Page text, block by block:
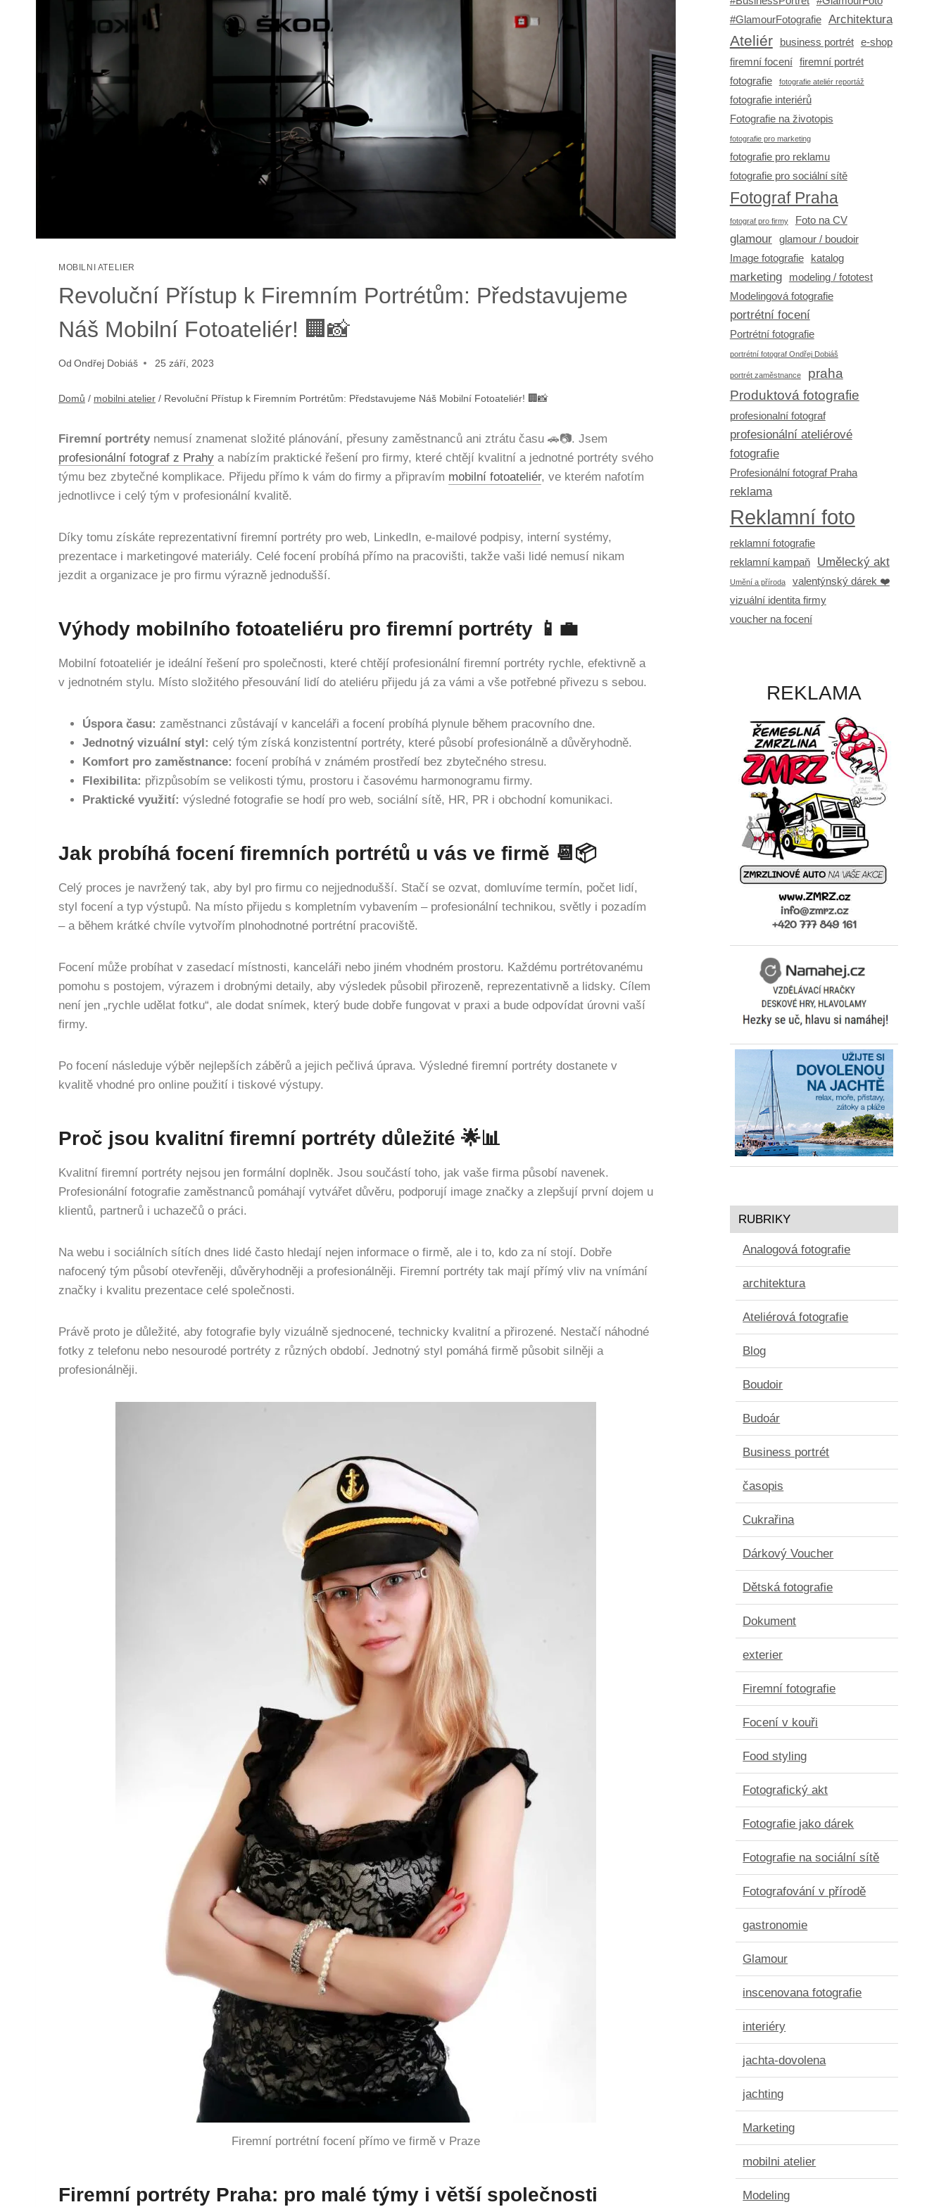
MOBILNI ATELIER
Revoluční Přístup k Firemním Portrétům: Představujeme
Náš Mobilní Fotoateliér! 🏢📸
Od Ondřej Dobiáš 25 září, 2023
Domů / mobilni atelier / Revoluční Přístup k Firemním Portrétům: Představujeme Náš Mobilní Fotoateliér! 🏢📸
Firemní portréty nemusí znamenat složité plánování, přesuny zaměstnanců ani ztrátu času 🚗📷. Jsem
profesionální fotograf z Prahy a nabízím praktické řešení pro firmy, které chtějí kvalitní a jednotné portréty svého
týmu bez zbytečné komplikace. Přijedu přímo k vám do firmy a připravím mobilní fotoateliér, ve kterém nafotím
jednotlivce i celý tým v profesionální kvalitě.
Díky tomu získáte reprezentativní firemní portréty pro web, LinkedIn, e-mailové podpisy, interní systémy,
prezentace i marketingové materiály. Celé focení probíhá přímo na pracovišti, takže vaši lidé nemusí nikam
jezdit a organizace je pro firmu výrazně jednodušší.
Výhody mobilního fotoateliéru pro firemní portréty 📱💼
Mobilní fotoateliér je ideální řešení pro společnosti, které chtějí profesionální firemní portréty rychle, efektivně a
v jednotném stylu. Místo složitého přesouvání lidí do ateliéru přijedu já za vámi a vše potřebné přivezu s sebou.
Úspora času: zaměstnanci zůstávají v kanceláři a focení probíhá plynule během pracovního dne.
Jednotný vizuální styl: celý tým získá konzistentní portréty, které působí profesionálně a důvěryhodně.
Komfort pro zaměstnance: focení probíhá v známém prostředí bez zbytečného stresu.
Flexibilita: přizpůsobím se velikosti týmu, prostoru i časovému harmonogramu firmy.
Praktické využití: výsledné fotografie se hodí pro web, sociální sítě, HR, PR i obchodní komunikaci.
Jak probíhá focení firemních portrétů u vás ve firmě 📆📦
Celý proces je navržený tak, aby byl pro firmu co nejjednodušší. Stačí se ozvat, domluvíme termín, počet lidí,
styl focení a typ výstupů. Na místo přijedu s kompletním vybavením – profesionální technikou, světly i pozadím
– a během krátké chvíle vytvořím plnohodnotné portrétní pracoviště.
Focení může probíhat v zasedací místnosti, kanceláři nebo jiném vhodném prostoru. Každému portrétovanému
pomohu s postojem, výrazem i drobnými detaily, aby výsledek působil přirozeně, reprezentativně a lidsky. Cílem
není jen „rychle udělat fotku“, ale dodat snímek, který bude dobře fungovat v praxi a bude odpovídat úrovni vaší
firmy.
Po focení následuje výběr nejlepších záběrů a jejich pečlivá úprava. Výsledné firemní portréty dostanete v
kvalitě vhodné pro online použití i tiskové výstupy.
Proč jsou kvalitní firemní portréty důležité 🌟📊
Kvalitní firemní portréty nejsou jen formální doplněk. Jsou součástí toho, jak vaše firma působí navenek.
Profesionální fotografie zaměstnanců pomáhají vytvářet důvěru, podporují image značky a zlepšují první dojem u
klientů, partnerů i uchazečů o práci.
Na webu i sociálních sítích dnes lidé často hledají nejen informace o firmě, ale i to, kdo za ní stojí. Dobře
nafocený tým působí otevřeněji, důvěryhodněji a profesionálněji. Firemní portréty tak mají přímý vliv na vnímání
značky i kvalitu prezentace celé společnosti.
Právě proto je důležité, aby fotografie byly vizuálně sjednocené, technicky kvalitní a přirozené. Nestačí náhodné
fotky z telefonu nebo nesourodé portréty z různých období. Jednotný styl pomáhá firmě působit silněji a
profesionálněji.
Firemní portrétní focení přímo ve firmě v Praze
Firemní portréty Praha: pro malé týmy i větší společnosti
#GlamourFotografie
Architektura
Ateliér business portrét
e-shop
firemní focení
firemní portrét
fotografie
fotografie ateliér reportáž
fotografie interiérů
Fotografie na životopis
fotografie pro marketing
fotografie pro reklamu
fotografie pro sociální sítě
Fotograf Praha
fotograf pro firmy Foto na CV
glamour
glamour / boudoir
Image fotografie
katalog
marketing
modeling / fototest
Modelingová fotografie
portrétní focení
Portrétní fotografie
portrétní fotograf Ondřej Dobiáš
portrét zaměstnance
praha
Produktová fotografie
profesionalní fotograf
profesionální ateliérové
fotografie
Profesionální fotograf Praha
reklama
Reklamní foto
reklamní fotografie
reklamní kampaň
Umělecký akt
Umění a příroda
valentýnský dárek ❤️
vizuální identita firmy
voucher na focení
REKLAMA
RUBRIKY
Analogová fotografie
architektura
Ateliérová fotografie
Blog
Boudoir
Budoár
Business portrét
časopis
Cukrařina
Dárkový Voucher
Dětská fotografie
Dokument
exterier
Firemní fotografie
Focení v kouři
Food styling
Fotografický akt
Fotografie jako dárek
Fotografie na sociální sítě
Fotografování v přírodě
gastronomie
Glamour
inscenovana fotografie
interiéry
jachta-dovolena
jachting
Marketing
mobilni atelier
Modeling